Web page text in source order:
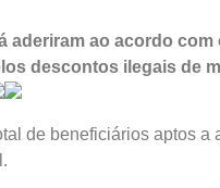
aderiram ao acordo
descontos ilegais de
de beneficiários aptos a